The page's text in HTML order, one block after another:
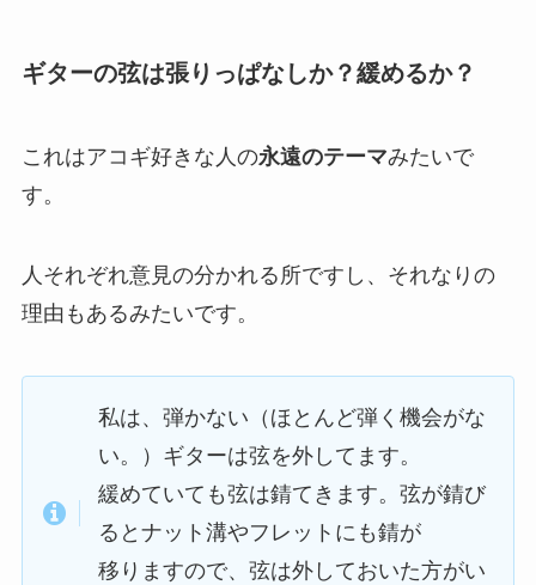
ギターの弦は張りっぱなしか？緩めるか？
これはアコギ好きな人の永遠のテーマみたいで
す。
人それぞれ意見の分かれる所ですし、それなりの
理由もあるみたいです。
私は、弾かない（ほとんど弾く機会がな
い。）ギターは弦を外してます。
緩めていても弦は錆てきます。弦が錆び
るとナット溝やフレットにも錆が
移りますので、弦は外しておいた方がい